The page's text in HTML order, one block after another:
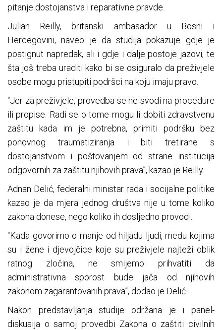
pitanje dostojanstva i reparativne pravde.
Julian Reilly, britanski ambasador u Bosni i
Hercegovini, naveo je da studija pokazuje gdje je
postignut napredak, ali i gdje i dalje postoje jazovi, te
šta još treba uraditi kako bi se osiguralo da preživjele
osobe mogu pristupiti podršci na koju imaju pravo.
“Jer za preživjele, provedba se ne svodi na procedure
ili propise. Radi se o tome mogu li dobiti zdravstvenu
zaštitu kada im je potrebna, primiti podršku bez
ponovnog traumatiziranja i biti tretirane s
dostojanstvom i poštovanjem od strane institucija
odgovornih za zaštitu njihovih prava”, kazao je Reilly.
Adnan Delić, federalni ministar rada i socijalne politike
kazao je da mjera jednog društva nije u tome koliko
zakona donese, nego koliko ih dosljedno provodi.
“Kada govorimo o manje od hiljadu ljudi, među kojima
su i žene i djevojčice koje su preživjele najteži oblik
ratnog zločina, ne smijemo prihvatiti da
administrativna sporost bude jača od njihovih
zakonom zagarantovanih prava”, dodao je Delić.
Nakon predstavljanja studije održana je i panel-
diskusija o samoj provedbi Zakona o zaštiti civilnih